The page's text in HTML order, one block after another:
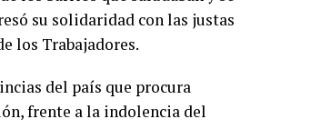
su solidaridad con las justas
los Trabajadores.
del país que procura
frente a la indolencia del